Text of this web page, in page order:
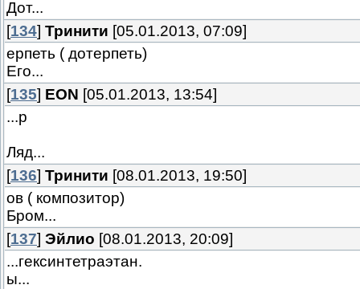
Дот...
[134] Тринити [05.01.2013, 07:09]
ерпеть ( дотерпеть)
Его...
[135] EON [05.01.2013, 13:54]
...р
Ляд...
[136] Тринити [08.01.2013, 19:50]
ов ( композитор)
Бром...
[137] Эйлио [08.01.2013, 20:09]
...гексинтетраэтан.
ы...